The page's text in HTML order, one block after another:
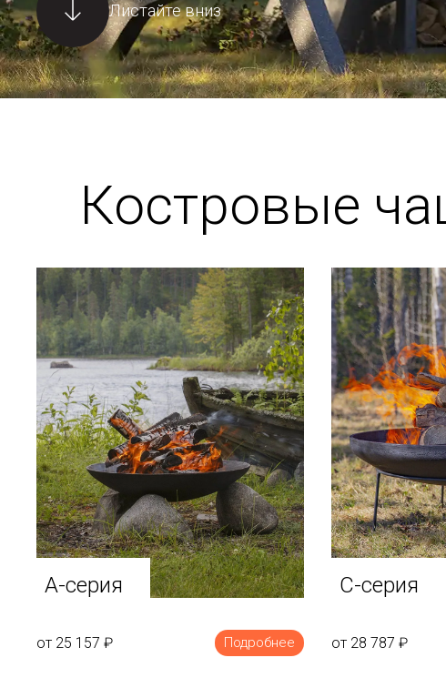
Листайте вниз
Костровые
A-серия
от 25 157 ₽ Подробнее
C-серия
от 28 787 ₽